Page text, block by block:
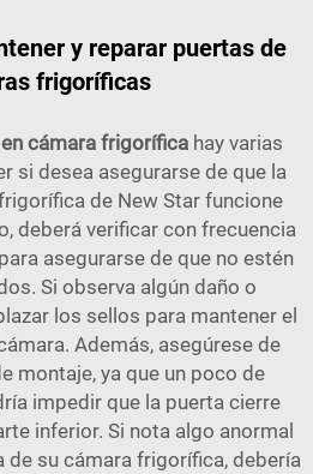
y reparar puertas de
frigoríficas
cámara frigorífica hay varias
si desea asegurarse de que la
de New Star funcione
deberá verificar con frecuencia
asegurarse de que no estén
Si observa algún daño o
los sellos para mantener el
Además, asegúrese de
montaje, ya que un poco de
impedir que la puerta cierre
inferior. Si nota algo anormal
de su cámara frigorífica, debería